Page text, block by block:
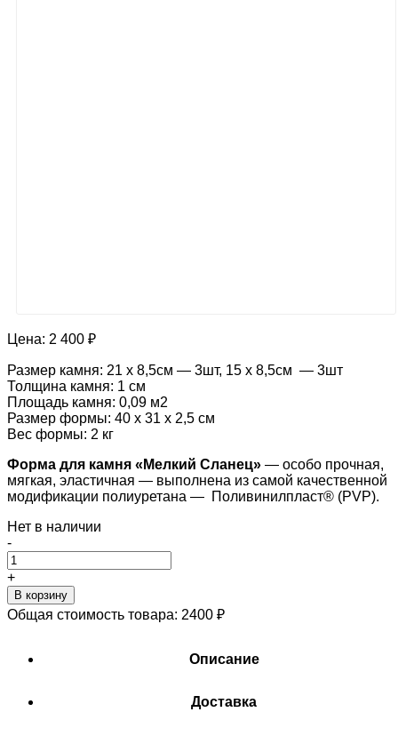
Цена: 2 400 ₽
Размер камня: 21 х 8,5см — 3шт, 15 х 8,5см — 3шт
Толщина камня: 1 см
Площадь камня: 0,09 м2
Размер формы: 40 х 31 х 2,5 см
Вес формы: 2 кг
Форма для камня « Мелкий Сланец» — особо прочная,
мягкая, эластичная — выполнена из самой качественной
модификации полиуретана — Поливинилпласт® (PVP).
Нет в наличии
-
+
В корзину
Общая стоимость товара: 2400 ₽
Описание
Доставка